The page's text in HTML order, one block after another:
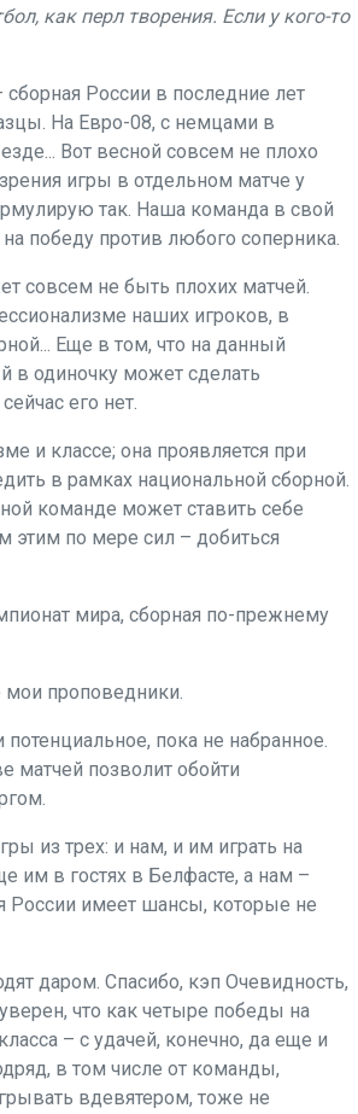
как перл творения. Если у кого-то
сборная России в последние лет
На Евро-08, с немцами в
Вот весной совсем не плохо
игры в отдельном матче у
так. Наша команда в свой
победу против любого соперника.
совсем не быть плохих матчей.
наших игроков, в
Еще в том, что на данный
в одиночку может сделать
его нет.
и классе; она проявляется при
в рамках национальной сборной.
команде может ставить себе
этим по мере сил – добиться
мира, сборная по-прежнему
проповедники.
пока не набранное.
матчей позволит обойти
из трех: и нам, и им играть на
им в гостях в Белфасте, а нам –
России имеет шансы, которые не
даром. Спасибо, кэп Очевидность,
что как четыре победы на
– с удачей, конечно, да еще и
в том числе от команды,
вдевятером, тоже не